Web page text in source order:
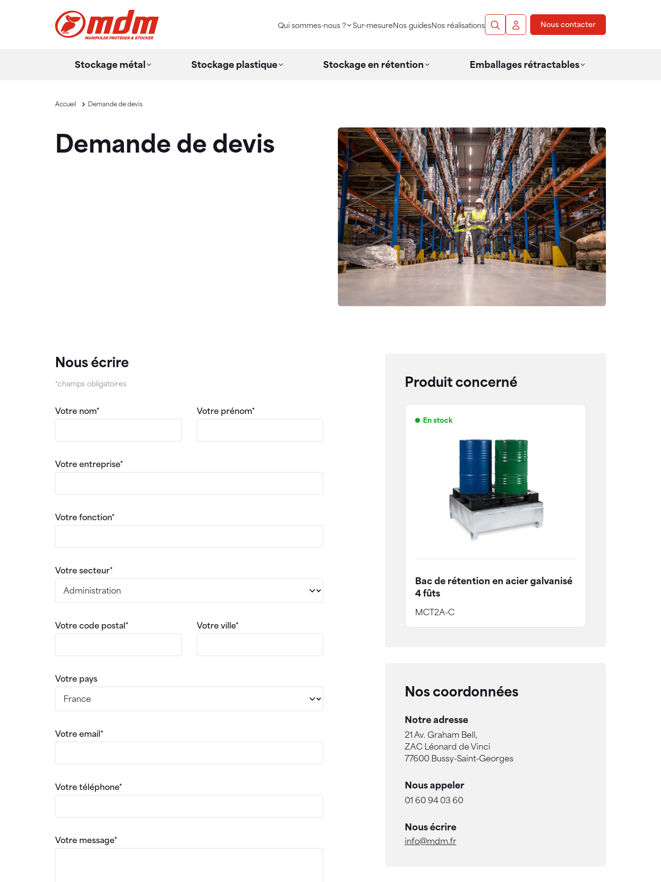
Aller au contenu principal
Qui sommes-nous ? Sur-mesureNos guidesNos réalisations RechercheMon compteNous contacter
Stockage métal Stockage plastique Stockage en rétention Emballages rétractables
Accueil Demande de devis
Demande de devis
Nous écrire
*champs obligatoires
Votre nom* Votre prénom*
Votre entreprise*
Votre fonction*
Votre secteur*
Votre code postal* Votre ville*
Votre pays
Votre email*
Votre téléphone*
Votre message*
Produit concerné
En stock
Bac de rétention en acier galvanisé
4 fûts
MCT2A-C
Nos coordonnées
Notre adresse
21 Av. Graham Bell,
ZAC Léonard de Vinci
77600 Bussy-Saint-Georges
Nous appeler
01 60 94 03 60
Nous écrire
info@mdm.fr